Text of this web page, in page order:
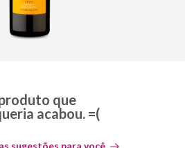
que
acabou. =(
sugestões para você